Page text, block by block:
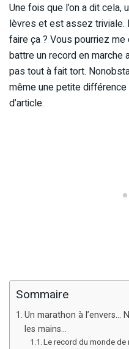
Une fois que l’on a dit
lèvres et est assez triviale.
faire ça ? Vous pourriez
battre un record en marche
pas tout à fait tort.
même une petite
d’article.
Sommaire
Un marathon à l’envers…
les mains…
Le record du monde de